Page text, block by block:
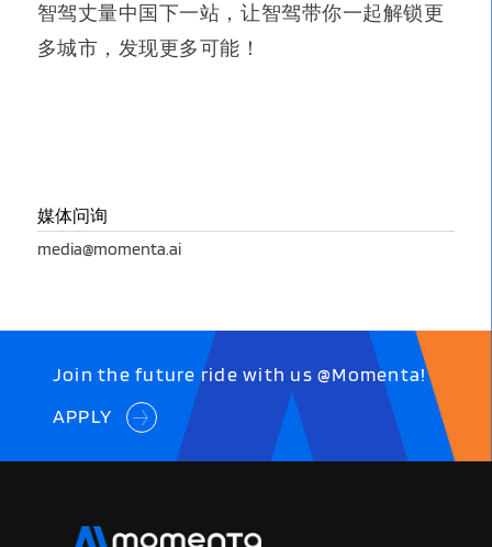
智驾丈量中国下一站，让智驾带你一起解锁更
多城市，发现更多可能！
媒体问询
media@momenta.ai
Join the future ride with us @Momenta!
APPLY